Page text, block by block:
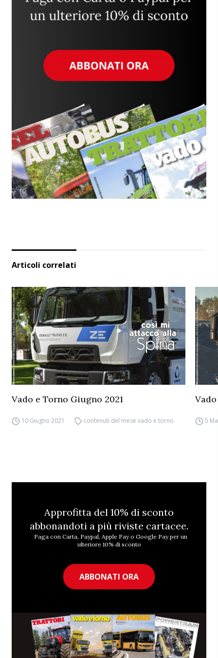
Articoli correlati
Vado e Torno Giugno 2021
10 Giugno 2021 contenuti del mese vado e torno 5
Approfitta del 10% di sconto
abbonandoti a più riviste cartacee.
Paga con Carta, Paypal, Apple Pay o Google Pay per un
ulteriore 10% di sconto
ABBONATI ORA